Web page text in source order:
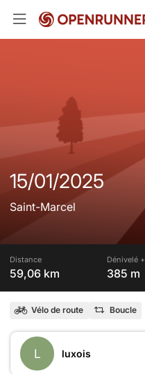
15/01/2025
Saint-Marcel
Distance
59,06 km
Dénivelé +
385 m
Vélo de route Boucle
L luxois